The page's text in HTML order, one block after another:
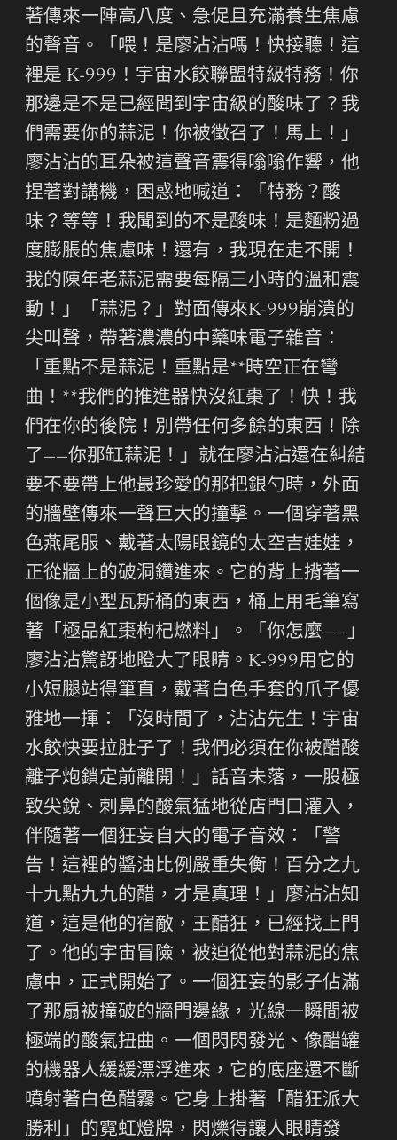
著傳來一陣高八度、急促且充滿養生焦慮
的聲音。「喂！是廖沾沾嗎！快接聽！這
裡是 K-999！宇宙水餃聯盟特級特務！你
那邊是不是已經聞到宇宙級的酸味了？我
們需要你的蒜泥！你被徵召了！馬上！」
廖沾沾的耳朵被這聲音震得嗡嗡作響，他
捏著對講機，困惑地喊道：「特務？酸
味？等等！我聞到的不是酸味！是麵粉過
度膨脹的焦慮味！還有，我現在走不開！
我的陳年老蒜泥需要每隔三小時的溫和震
動！」「蒜泥？」對面傳來K-999崩潰的
尖叫聲，帶著濃濃的中藥味電子雜音：
「重點不是蒜泥！重點是**時空正在彎
曲！**我們的推進器快沒紅棗了！快！我
們在你的後院！別帶任何多餘的東西！除
了——你那缸蒜泥！」就在廖沾沾還在糾結
要不要帶上他最珍愛的那把銀勺時，外面
的牆壁傳來一聲巨大的撞擊。一個穿著黑
色燕尾服、戴著太陽眼鏡的太空吉娃娃，
正從牆上的破洞鑽進來。它的背上揹著一
個像是小型瓦斯桶的東西，桶上用毛筆寫
著「極品紅棗枸杞燃料」。「你怎麼——」
廖沾沾驚訝地瞪大了眼睛。K-999用它的
小短腿站得筆直，戴著白色手套的爪子優
雅地一揮：「沒時間了，沾沾先生！宇宙
水餃快要拉肚子了！我們必須在你被醋酸
離子炮鎖定前離開！」話音未落，一股極
致尖銳、刺鼻的酸氣猛地從店門口灌入，
伴隨著一個狂妄自大的電子音效：「警
告！這裡的醬油比例嚴重失衡！百分之九
十九點九九的醋，才是真理！」廖沾沾知
道，這是他的宿敵，王醋狂，已經找上門
了。他的宇宙冒險，被迫從他對蒜泥的焦
慮中，正式開始了。一個狂妄的影子佔滿
了那扇被撞破的牆門邊緣，光線一瞬間被
極端的酸氣扭曲。一個閃閃發光、像醋罐
的機器人緩緩漂浮進來，它的底座還不斷
噴射著白色醋霧。它身上掛著「醋狂派大
勝利」的霓虹燈牌，閃爍得讓人眼睛發